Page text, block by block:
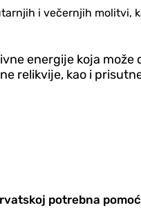
i večernjih molitvi,
energije koja može
relikvije, kao i
potrebna pomoć